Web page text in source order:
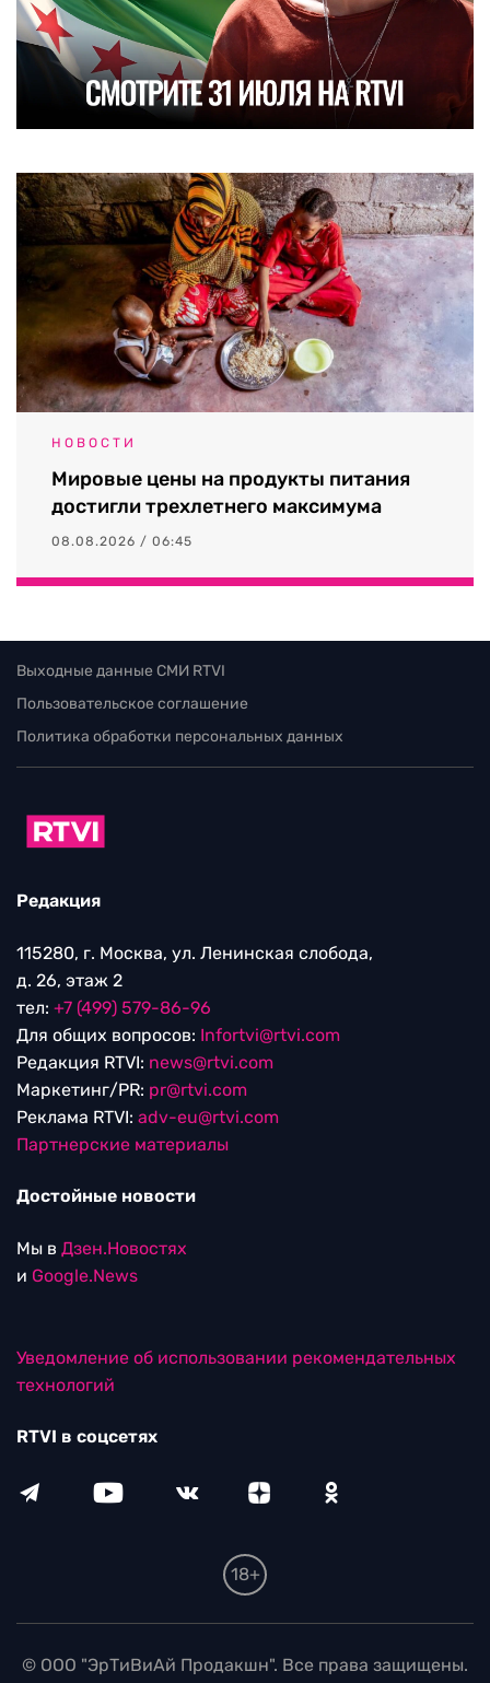
НОВОСТИ
Мировые цены на продукты питания
достигли трехлетнего максимума
08.08.2026 / 06:45
Выходные данные СМИ RTVI
Пользовательское соглашение
Политика обработки персональных данных
Редакция
115280, г. Москва, ул. Ленинская слобода,
д. 26, этаж 2
тел: +7 (499) 579-86-96
Для общих вопросов: Infortvi@rtvi.com
Редакция RTVI: news@rtvi.com
Маркетинг/PR: pr@rtvi.com
Реклама RTVI: adv-eu@rtvi.com
Партнерские материалы
Достойные новости
Мы в Дзен.Новостях
и Google.News
Уведомление об использовании рекомендательных
технологий
RTVI в соцсетях
18+
© ООО "ЭрТиВиАй Продакшн". Все права защищены.